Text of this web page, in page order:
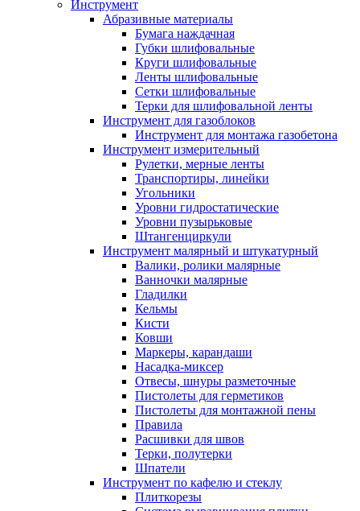
Инструмент
Абразивные материалы
Бумага наждачная
Губки шлифовальные
Круги шлифовальные
Ленты шлифовальные
Сетки шлифовальные
Терки для шлифовальной ленты
Инструмент для газоблоков
Инструмент для монтажа газобетона
Инструмент измерительный
Рулетки, мерные ленты
Транспортиры, линейки
Угольники
Уровни гидростатические
Уровни пузырьковые
Штангенциркули
Инструмент малярный и штукатурный
Валики, ролики малярные
Ванночки малярные
Гладилки
Кельмы
Кисти
Ковши
Маркеры, карандаши
Насадка-миксер
Отвесы, шнуры разметочные
Пистолеты для герметиков
Пистолеты для монтажной пены
Правила
Расшивки для швов
Терки, полутерки
Шпатели
Инструмент по кафелю и стеклу
Плиткорезы